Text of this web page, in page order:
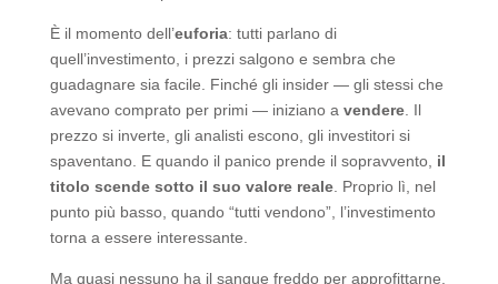
È il momento dell’euforia: tutti parlano di
quell’investimento, i prezzi salgono e sembra che
guadagnare sia facile. Finché gli insider — gli stessi che
avevano comprato per primi — iniziano a vendere. Il
prezzo si inverte, gli analisti escono, gli investitori si
spaventano. E quando il panico prende il sopravvento, il
titolo scende sotto il suo valore reale. Proprio lì, nel
punto più basso, quando “tutti vendono”, l’investimento
torna a essere interessante.
Ma quasi nessuno ha il sangue freddo per approfittarne.